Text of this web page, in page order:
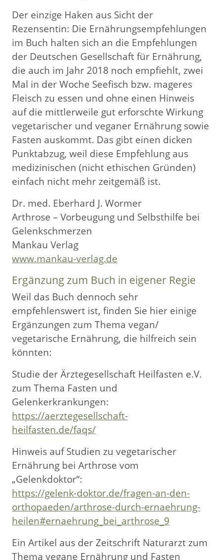
Der einzige Haken aus Sicht der
Rezensentin: Die Ernährungsempfehlungen
im Buch halten sich an die Empfehlungen
der Deutschen Gesellschaft für Ernährung,
die auch im Jahr 2018 noch empfiehlt, zwei
Mal in der Woche Seefisch bzw. mageres
Fleisch zu essen und ohne einen Hinweis
auf die mittlerweile gut erforschte Wirkung
vegetarischer und veganer Ernährung sowie
Fasten auskommt. Das gibt einen dicken
Punktabzug, weil diese Empfehlung aus
medizinischen (nicht ethischen Gründen)
einfach nicht mehr zeitgemäß ist.
Dr. med. Eberhard J. Wormer
Arthrose – Vorbeugung und Selbsthilfe bei
Gelenkschmerzen
Mankau Verlag
www.mankau-verlag.de
Ergänzung zum Buch in eigener Regie
Weil das Buch dennoch sehr
empfehlenswert ist, finden Sie hier einige
Ergänzungen zum Thema vegan/
vegetarische Ernährung, die hilfreich sein
könnten:
Studie der Ärztegesellschaft Heilfasten e.V.
zum Thema Fasten und
Gelenkerkrankungen:
https://aerztegesellschaft-
heilfasten.de/faqs/
Hinweis auf Studien zu vegetarischer
Ernährung bei Arthrose vom
„Gelenkdoktor“:
https://gelenk-doktor.de/fragen-an-den-
orthopaeden/arthrose-durch-ernaehrung-
heilen#ernaehrung_bei_arthrose_9
Ein Artikel aus der Zeitschrift Naturarzt zum
Thema vegane Ernährung und Fasten